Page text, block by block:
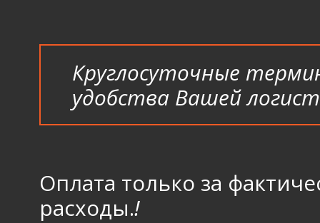
Круглосуточные
удобства Вашей
Оплата только за
расходы.!